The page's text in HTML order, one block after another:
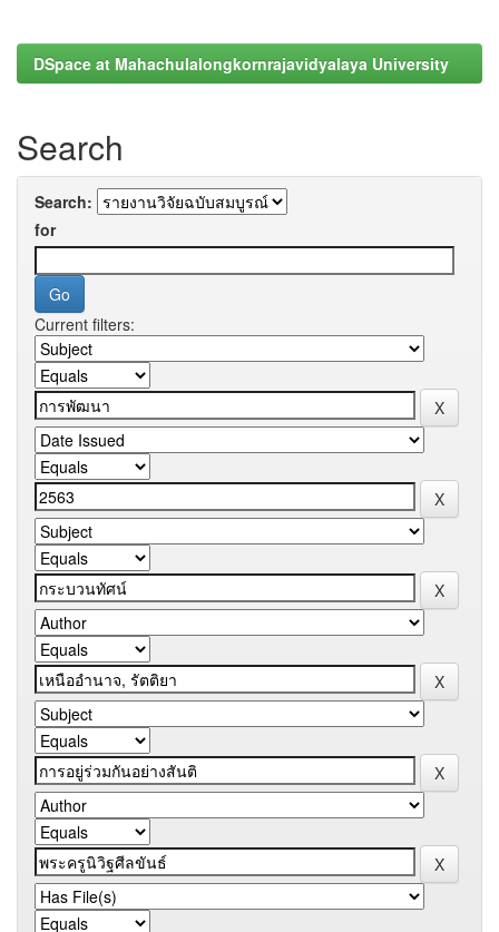
DSpace at Mahachulalongkornrajavidyalaya University
Search
Search:
for
Current filters: